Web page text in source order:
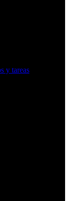
y tareas